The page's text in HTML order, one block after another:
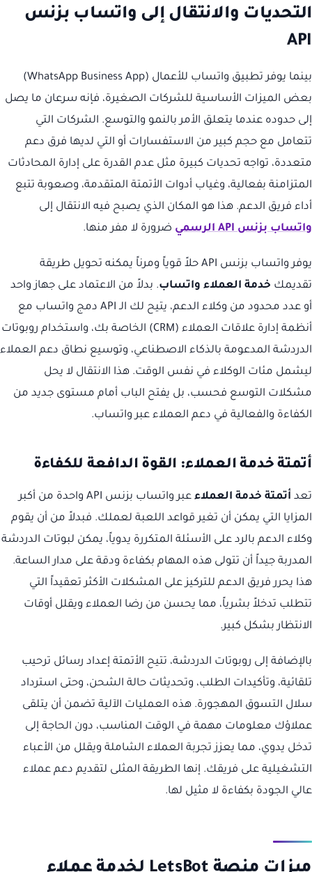
التحديات والانتقال إلى واتساب بزنس
API
بينما يوفر تطبيق واتساب للأعمال (WhatsApp Business App)
بعض الميزات الأساسية للشركات الصغيرة، فإنه سرعان ما يصل
إلى حدوده عندما يتعلق الأمر بالنمو والتوسع. الشركات التي
تتعامل مع حجم كبير من الاستفسارات أو التي لديها فرق دعم
متعددة، تواجه تحديات كبيرة مثل عدم القدرة على إدارة المحادثات
المتزامنة بفعالية، وغياب أدوات الأتمتة المتقدمة، وصعوبة تتبع
أداء فريق الدعم. هذا هو المكان الذي يصبح فيه الانتقال إلى
واتساب بزنس API الرسمي
ضرورة لا مفر منها.
يوفر واتساب بزنس API حلاً قوياً ومرناً يمكنه تحويل طريقة
تقديمك خدمة العملاء واتساب. بدلاً من الاعتماد على جهاز واحد
أو عدد محدود من وكلاء الدعم، يتيح لك الـ API دمج واتساب مع
أنظمة إدارة علاقات العملاء (CRM) الخاصة بك، واستخدام روبوتات
الدردشة المدعومة بالذكاء الاصطناعي، وتوسيع نطاق دعم العملاء
ليشمل مئات الوكلاء في نفس الوقت. هذا الانتقال لا يحل
مشكلات التوسع فحسب، بل يفتح الباب أمام مستوى جديد من
الكفاءة والفعالية في دعم العملاء عبر واتساب.
أتمتة خدمة العملاء: القوة الدافعة للكفاءة
تعد أتمتة خدمة العملاء
عبر واتساب بزنس API واحدة من أكبر
المزايا التي يمكن أن تغير قواعد اللعبة لعملك. فبدلاً من أن يقوم
وكلاء الدعم بالرد على الأسئلة المتكررة يدوياً، يمكن لبوتات الدردشة
المدربة جيداً أن تتولى هذه المهام بكفاءة ودقة على مدار الساعة.
هذا يحرر فريق الدعم للتركيز على المشكلات الأكثر تعقيداً التي
تتطلب تدخلاً بشرياً، مما يحسن من رضا العملاء ويقلل أوقات
الانتظار بشكل كبير.
بالإضافة إلى روبوتات الدردشة، تتيح الأتمتة إعداد رسائل ترحيب
تلقائية، وتأكيدات الطلب، وتحديثات حالة الشحن، وحتى استرداد
سلال التسوق المهجورة. هذه العمليات الآلية تضمن أن يتلقى
عملاؤك معلومات مهمة في الوقت المناسب، دون الحاجة إلى
تدخل يدوي، مما يعزز تجربة العملاء الشاملة ويقلل من الأعباء
التشغيلية على فريقك. إنها الطريقة المثلى لتقديم دعم عملاء
عالي الجودة بكفاءة لا مثيل لها.